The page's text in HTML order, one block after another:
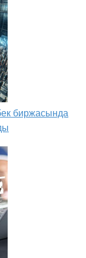
биржасында